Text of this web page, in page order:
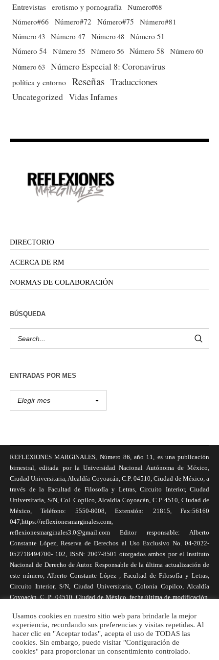
Entrevistas erotismo y pornografía
Numero#68
Número#66
Número#72 Número#75
Número#81
Número 43 Número 47 Número 48 Número 51
Número 54 Número 55 Número 56 Número 58
Número 60
Número 63 Número Especial 8: Coronavirus
política y entorno Reseñas Traducciones
Uncategorized Vidas Infames
DIRECTORIO
ACERCA DE RM
NORMAS DE COLABORACIÓN
BÚSQUEDA
ENTRADAS POR MES
REFLEXIONES MARGINALES, Número 86, año 11, es una publicación
bimestral, editada por la Universidad Nacional Autónoma de México,
Ciudad Universitaria, Alcaldía Coyoacán, C.P. 04510, Ciudad de México, a
través de la Facultad de Filosofía y Letras, Circuito Interior, Ciudad
Universitaria, S/N, Col. Copilco, Alcaldía Coyoacán, C.P. 4510, Ciudad de
México, Teléfono: 5550-8008, Extensión: 21815, Fax:56160
047,https://reflexionesmarginales.com,
reflexionesmarginales3.0@gmail.com Editor responsable: Alberto
Constante López, Reserva de Derechos al Uso Exclusivo No. 04-2022-
052718494700- 102, ISSN: 2007-8501 otorgados ambos por el Instituto
Nacional de Derecho de Autor. Responsable de la última actualización de
este número, Alberto Constante López , Facultad de Filosofía y Letras,
Circuito Interior, S/N, Ciudad Universitaria, Colonia Copilco, Alcaldía
Coyoacán, C. P., 04510, Ciudad de México, fecha última de modificación,
necesariamente reflejan la postura de la revista, ni de Universidad Nacional
Autónoma de México. Los autores son responsables de los contenidos de
sus artículos. Se autoriza la reproducción total o parcial de los textos aquí
publicados siempre y cuando se cite la fuente completa y la dirección
Usamos cookies en nuestro sitio web para brindarle la mejor
experiencia, recordando sus preferencias y visitas repetidas. Al
hacer clic en "Aceptar todas", acepta el uso de TODAS las
cookies. Sin embargo, puede visitar "Configuración de
cookies" para proporcionar un consentimiento controlado.